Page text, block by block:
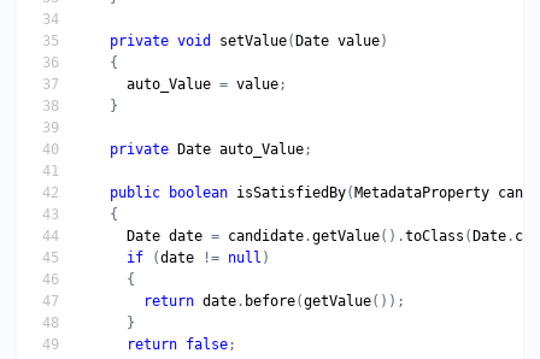
private void setValue( Date value
auto_Value = value
private Date auto_Value
public boolean isSatisfiedBy( MetadataProperty
Date date = candidate .getValue().toClass ( Date .
if (date != null
return date . before(getValue
return false